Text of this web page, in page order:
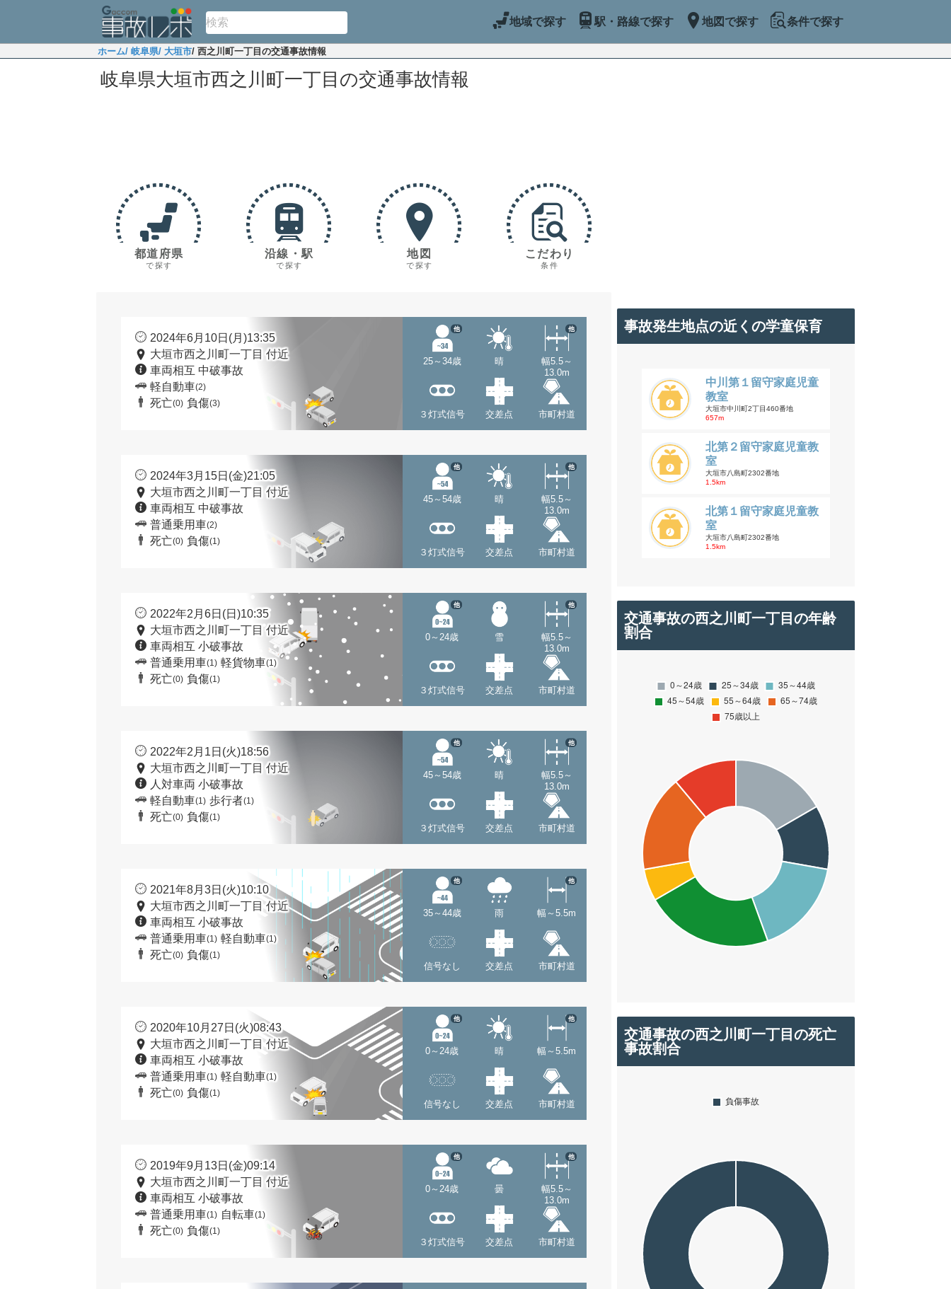
地域で探す 駅・路線で探す 地図で探す 条件で探す
ホーム/ 岐阜県/ 大垣市/ 西之川町一丁目の交通事故情報
岐阜県大垣市西之川町一丁目の交通事故情報
都道府県
で探す
沿線・駅
で探す
地図
で探す
こだわり
条件
2024年6月10日(月)13:35
大垣市西之川町一丁目 付近
車両相互 中破事故
軽自動車(2)
死亡(0) 負傷(3)
25～34歳
他
晴
幅5.5～
13.0m
他
３灯式信号 交差点 市町村道
2024年3月15日(金)21:05
大垣市西之川町一丁目 付近
車両相互 中破事故
普通乗用車(2)
死亡(0) 負傷(1)
45～54歳
他
晴
幅5.5～
13.0m
他
３灯式信号 交差点 市町村道
2022年2月6日(日)10:35
大垣市西之川町一丁目 付近
車両相互 小破事故
普通乗用車(1) 軽貨物車(1)
死亡(0) 負傷(1)
0～24歳
他
雪
幅5.5～
13.0m
他
３灯式信号 交差点 市町村道
2022年2月1日(火)18:56
大垣市西之川町一丁目 付近
人対車両 小破事故
軽自動車(1) 歩行者(1)
死亡(0) 負傷(1)
45～54歳
他
晴
幅5.5～
13.0m
他
３灯式信号 交差点 市町村道
2021年8月3日(火)10:10
大垣市西之川町一丁目 付近
車両相互 小破事故
普通乗用車(1) 軽自動車(1)
死亡(0) 負傷(1)
35～44歳
他
雨 幅～5.5m
他
信号なし 交差点 市町村道
2020年10月27日(火)08:43
大垣市西之川町一丁目 付近
車両相互 小破事故
普通乗用車(1) 軽自動車(1)
死亡(0) 負傷(1)
0～24歳
他
晴 幅～5.5m
他
信号なし 交差点 市町村道
2019年9月13日(金)09:14
大垣市西之川町一丁目 付近
車両相互 小破事故
普通乗用車(1) 自転車(1)
死亡(0) 負傷(1)
0～24歳
他
曇
幅5.5～
13.0m
他
３灯式信号 交差点 市町村道
事故発生地点の近くの学童保育
中川第１留守家庭児童
教室
大垣市中川町2丁目460番地
657m
北第２留守家庭児童教
室
大垣市八島町2302番地
1.5km
北第１留守家庭児童教
室
大垣市八島町2302番地
1.5km
交通事故の西之川町一丁目の年齢
割合
交通事故の西之川町一丁目の死亡
事故割合